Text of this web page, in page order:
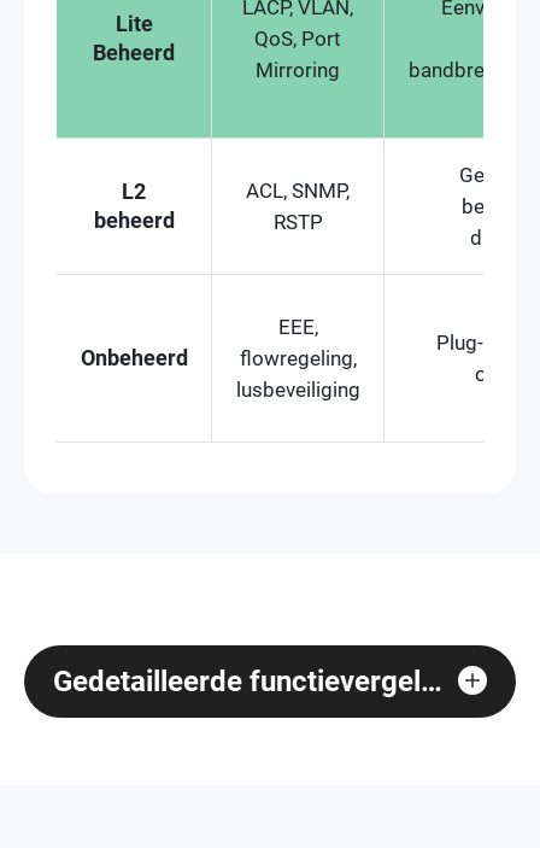
Lite
Beheerd
LACP, VLAN,
QoS, Port
Mirroring
L2
beheerd
ACL, SNMP,
RSTP
Onbeheerd
EEE,
flowregeling,
lusbeveiliging
Plug-and-
Gedetailleerde functievergelijking